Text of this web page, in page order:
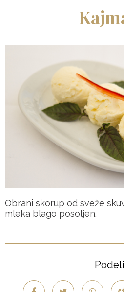
Obrani skorup od sveže
mleka blago posoljen.
Podeli